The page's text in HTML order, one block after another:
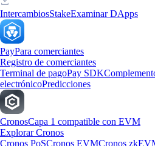
IntercambiosStakeExaminar DApps
PayPara comerciantes
Registro de comerciantes
Terminal de pagoPay SDK
electrónicoPredicciones
CronosCapa 1 compatible con EVM
Explorar Cronos
Cronos PoSCronos EVMCronos